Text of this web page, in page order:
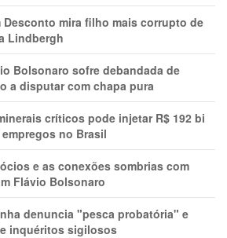
Desconto mira filho mais corrupto de
Lindbergh
Bolsonaro sofre debandada de
a disputar com chapa pura
críticos pode injetar R$ 192 bi
no Brasil
e as conexões sombrias com
Flávio Bolsonaro
denuncia "pesca probatória" e
inquéritos sigilosos